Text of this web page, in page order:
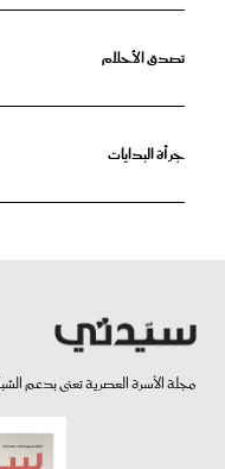
تصدق الأحلام
جرأة البدايات
مجلة الأسرة العصرية تعنى بدعم